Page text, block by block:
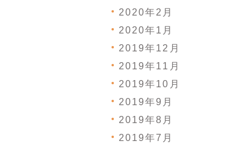
2020年2月
2020年1月
2019年12月
2019年11月
2019年10月
2019年9月
2019年8月
2019年7月